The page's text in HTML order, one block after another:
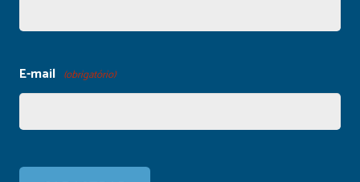
E-mail (obrigatório)